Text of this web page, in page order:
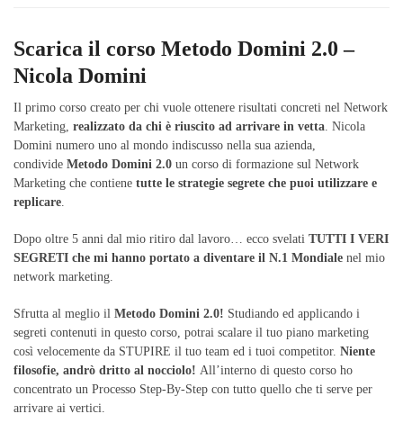
Scarica il corso Metodo Domini 2.0 –
Nicola Domini
Il primo corso creato per chi vuole ottenere risultati concreti nel Network
Marketing, realizzato da chi è riuscito ad arrivare in vetta. Nicola
Domini numero uno al mondo indiscusso nella sua azienda,
condivide Metodo Domini 2.0 un corso di formazione sul Network
Marketing che contiene tutte le strategie segrete che puoi utilizzare e
replicare.
Dopo oltre 5 anni dal mio ritiro dal lavoro… ecco svelati TUTTI I VERI
SEGRETI che mi hanno portato a diventare il N.1 Mondiale nel mio
network marketing.
Sfrutta al meglio il Metodo Domini 2.0! Studiando ed applicando i
segreti contenuti in questo corso, potrai scalare il tuo piano marketing
così velocemente da STUPIRE il tuo team ed i tuoi competitor. Niente
filosofie, andrò dritto al nocciolo! All’interno di questo corso ho
concentrato un Processo Step-By-Step con tutto quello che ti serve per
arrivare ai vertici.